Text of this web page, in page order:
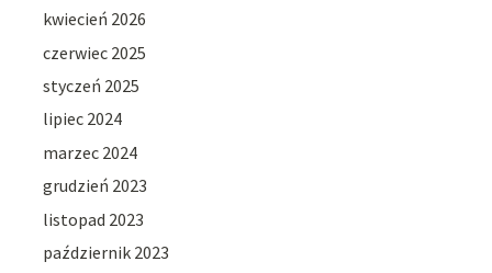
kwiecień 2026
czerwiec 2025
styczeń 2025
lipiec 2024
marzec 2024
grudzień 2023
listopad 2023
październik 2023